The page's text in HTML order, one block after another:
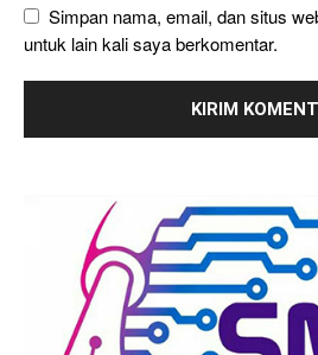
Simpan nama, email, dan situs
untuk lain kali saya berkomentar.